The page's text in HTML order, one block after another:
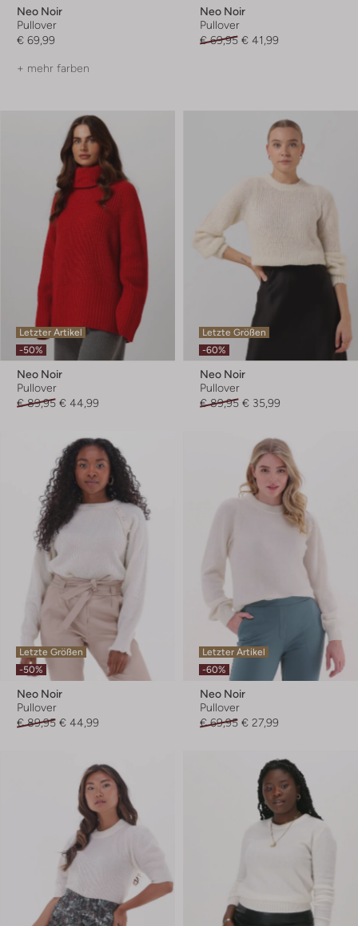
Neo Noir
Pullover
€ 69,99
+ mehr farben
Neo Noir
Pullover
€ 69,95 € 41,99
Letzter Artikel
-50%
Neo Noir
Pullover
€ 89,95 € 44,99
Letzte Größen
-60%
Neo Noir
Pullover
€ 89,95 € 35,99
Letzte Größen
-50%
Neo Noir
Pullover
€ 89,95 € 44,99
Letzter Artikel
-60%
Neo Noir
Pullover
€ 69,95 € 27,99